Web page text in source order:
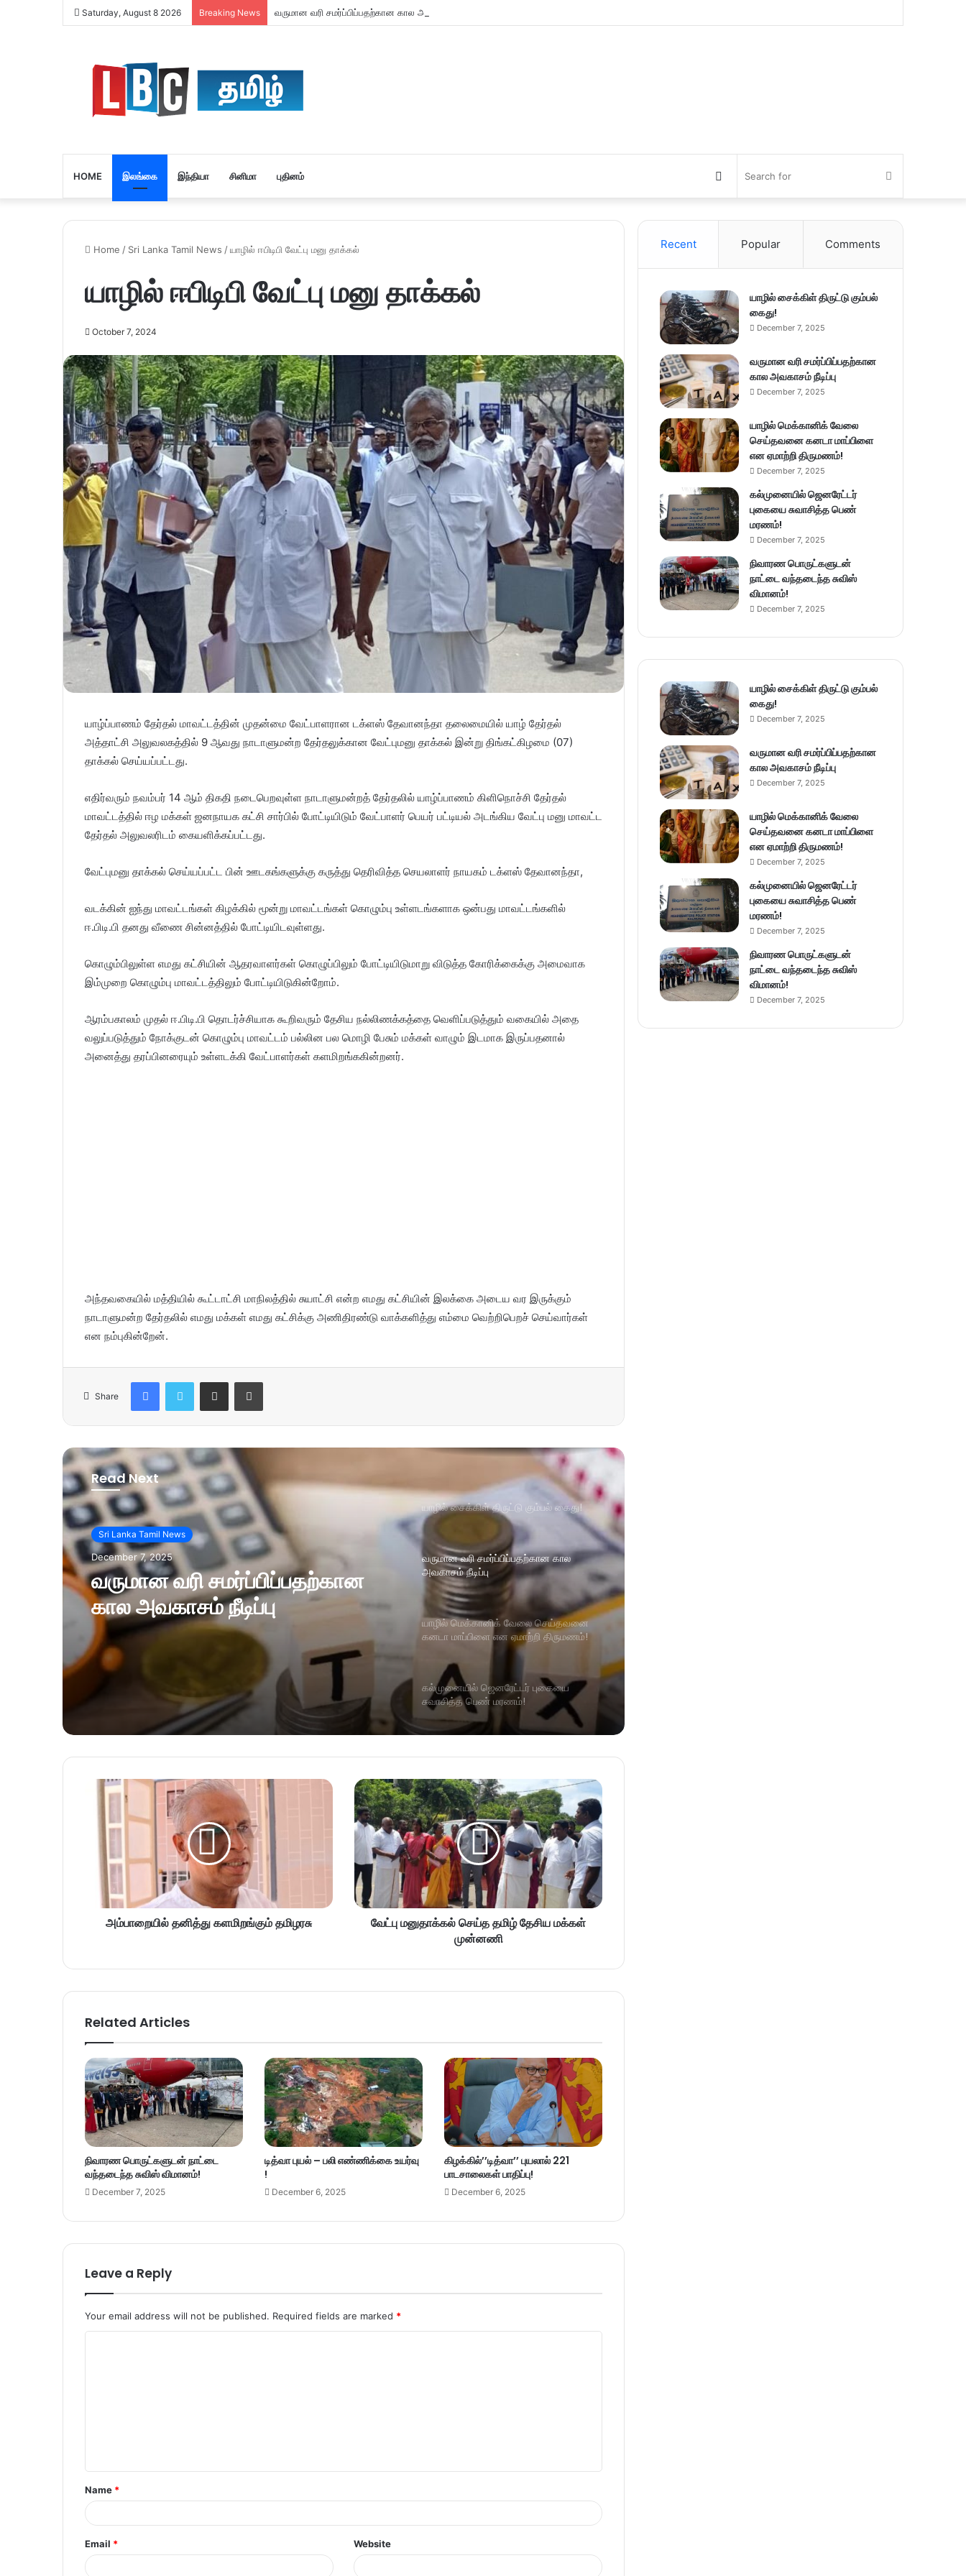
Saturday, August 8 2026 Breaking News வருமான வரி சமர்ப்பிப்பதற்கான கால அவகாசம் நீடிப்பு
HOME இலங்கை இந்தியா சினிமா புதினம்
for
Switch
skin
Home / Sri Lanka Tamil News /யாழில் ஈபிடிபி வேட்பு மனு தாக்கல்
யாழில் ஈபிடிபி வேட்பு மனு தாக்கல்
October 7, 2024
யாழ்ப்பாணம் தேர்தல் மாவட்டத்தின் முதன்மை வேட்பாளரான டக்ளஸ் தேவானந்தா தலைமையில் யாழ் தேர்தல்
அத்தாட்சி அலுவலகத்தில் 9 ஆவது நாடாளுமன்ற தேர்தலுக்கான வேட்புமனு தாக்கல் இன்று திங்கட்கிழமை (07)
தாக்கல் செய்யப்பட்டது.
எதிர்வரும் நவம்பர் 14 ஆம் திகதி நடைபெறவுள்ள நாடாளுமன்றத் தேர்தலில் யாழ்ப்பாணம் கிளிநொச்சி தேர்தல்
மாவட்டத்தில் ஈழ மக்கள் ஜனநாயக கட்சி சார்பில் போட்டியிடும் வேட்பாளர் பெயர் பட்டியல் அடங்கிய வேட்பு மனு மாவட்ட
தேர்தல் அலுவலரிடம் கையளிக்கப்பட்டது.
வேட்புமனு தாக்கல் செய்யப்பட்ட பின் ஊடகங்களுக்கு கருத்து தெரிவித்த செயலாளர் நாயகம் டக்ளஸ் தேவானந்தா,
வடக்கின் ஐந்து மாவட்டங்கள் கிழக்கில் மூன்று மாவட்டங்கள் கொழும்பு உள்ளடங்களாக ஒன்பது மாவட்டங்களில்
ஈ.பிடி.பி தனது வீணை சின்னத்தில் போட்டியிடவுள்ளது.
கொழும்பிலுள்ள எமது கட்சியின் ஆதரவாளர்கள் கொழுப்பிலும் போட்டியிடுமாறு விடுத்த கோரிக்கைக்கு அமைவாக
இம்முறை கொழும்பு மாவட்டத்திலும் போட்டியிடுகின்றோம்.
ஆரம்பகாலம் முதல் ஈ.பிடி.பி தொடர்ச்சியாக கூறிவரும் தேசிய நல்லிணக்கத்தை வெளிப்படுத்தும் வகையில் அதை
வலுப்படுத்தும் நோக்குடன் கொழும்பு மாவட்டம் பல்லின பல மொழி பேசும் மக்கள் வாழும் இடமாக இருப்பதனால்
அனைத்து தரப்பினரையும் உள்ளடக்கி வேட்பாளர்கள் களமிறங்ககின்றனர்.
அந்தவகையில் மத்தியில் கூட்டாட்சி மாநிலத்தில் சுயாட்சி என்ற எமது கட்சியின் இலக்கை அடைய வர இருக்கும்
நாடாளுமன்ற தேர்தலில் எமது மக்கள் எமது கட்சிக்கு அணிதிரண்டு வாக்களித்து எம்மை வெற்றிபெறச் செய்வார்கள்
என நம்புகின்றேன்.
Share
Read Next
Sri Lanka Tamil News
December 7, 2025
வருமான வரி சமர்ப்பிப்பதற்கான
கால அவகாசம் நீடிப்பு
யாழில் சைக்கிள் திருட்டு கும்பல் கைது!
வருமான வரி சமர்ப்பிப்பதற்கான கால
அவகாசம் நீடிப்பு
யாழில் மெக்கானிக் வேலை செய்தவனை
கனடா மாப்பிளை என ஏமாற்றி திருமணம்!
கல்முனையில் ஜெனரேட்டர் புகையை
சுவாசித்த பெண் மரணம்!
அம்பாறையில் தனித்து களமிறங்கும் தமிழரசு
வேட்பு மனுதாக்கல் செய்த தமிழ் தேசிய மக்கள்
முன்னணி
Related Articles
நிவாரண பொருட்களுடன் நாட்டை
வந்தடைந்த சுவிஸ் விமானம்!
December 7, 2025
டித்வா புயல் – பலி எண்ணிக்கை உயர்வு
!
December 6, 2025
கிழக்கில்’’டித்வா’’ புயலால் 221
பாடசாலைகள் பாதிப்பு!
December 6, 2025
Leave a Reply
Your email address will not be published. Required fields are marked *
t
*
Name *
Email * Website
Recent Popular Comments
யாழில் சைக்கிள் திருட்டு கும்பல்
கைது!
December 7, 2025
வருமான வரி சமர்ப்பிப்பதற்கான
கால அவகாசம் நீடிப்பு
December 7, 2025
யாழில் மெக்கானிக் வேலை
செய்தவனை கனடா மாப்பிளை
என ஏமாற்றி திருமணம்!
December 7, 2025
கல்முனையில் ஜெனரேட்டர்
புகையை சுவாசித்த பெண்
மரணம்!
December 7, 2025
நிவாரண பொருட்களுடன்
நாட்டை வந்தடைந்த சுவிஸ்
விமானம்!
December 7, 2025
யாழில் சைக்கிள் திருட்டு கும்பல்
கைது!
December 7, 2025
வருமான வரி சமர்ப்பிப்பதற்கான
கால அவகாசம் நீடிப்பு
December 7, 2025
யாழில் மெக்கானிக் வேலை
செய்தவனை கனடா மாப்பிளை
என ஏமாற்றி திருமணம்!
December 7, 2025
கல்முனையில் ஜெனரேட்டர்
புகையை சுவாசித்த பெண்
மரணம்!
December 7, 2025
நிவாரண பொருட்களுடன்
நாட்டை வந்தடைந்த சுவிஸ்
விமானம்!
December 7, 2025